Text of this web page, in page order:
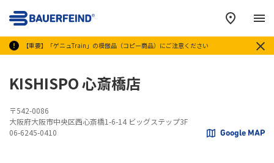
【重要】「ゲニュTrain」の模倣品（コピー商品）にご注意ください
メ
KISHISPO 心斎橋店
〒542-0086
大阪府大阪市中央区西心斎橋1-6-14 ビッグステップ3F
06-6245-0410
Google MAP